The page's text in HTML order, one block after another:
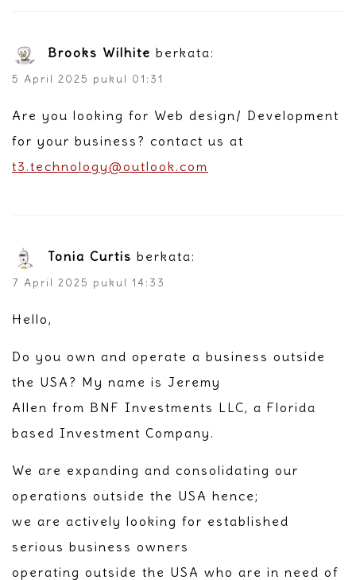
Brooks Wilhite berkata:
5 April 2025 pukul 01:31
Are you looking for Web design/ Development
for your business? contact us at
t3.technology@outlook.com
Tonia Curtis berkata:
7 April 2025 pukul 14:33
Hello,
Do you own and operate a business outside
the USA? My name is Jeremy
Allen from BNF Investments LLC, a Florida
based Investment Company.
We are expanding and consolidating our
operations outside the USA hence;
we are actively looking for established
serious business owners
operating outside the USA who are in need of